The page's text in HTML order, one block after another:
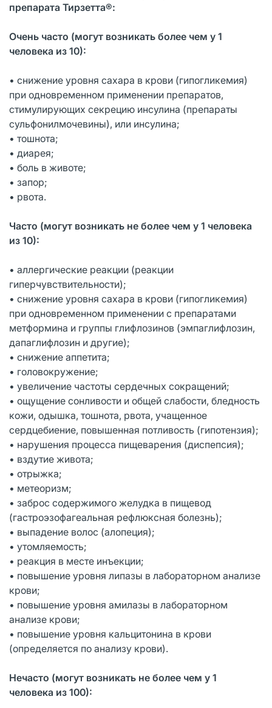
препарата Тирзетта®:
Очень часто (могут возникать более чем у 1
человека из 10):
• снижение уровня сахара в крови (гипогликемия)
при одновременном применении препаратов,
стимулирующих секрецию инсулина (препараты
сульфонилмочевины), или инсулина;
• тошнота;
• диарея;
• боль в животе;
• запор;
• рвота.
Часто (могут возникать не более чем у 1 человека
из 10):
• аллергические реакции (реакции
гиперчувствительности);
• снижение уровня сахара в крови (гипогликемия)
при одновременном применении с препаратами
метформина и группы глифлозинов (эмпаглифлозин,
дапаглифлозин и другие);
• снижение аппетита;
• головокружение;
• увеличение частоты сердечных сокращений;
• ощущение сонливости и общей слабости, бледность
кожи, одышка, тошнота, рвота, учащенное
сердцебиение, повышенная потливость (гипотензия);
• нарушения процесса пищеварения (диспепсия);
• вздутие живота;
• отрыжка;
• метеоризм;
• заброс содержимого желудка в пищевод
(гастроэзофагеальная рефлюксная болезнь);
• выпадение волос (алопеция);
• утомляемость;
• реакция в месте инъекции;
• повышение уровня липазы в лабораторном анализе
крови;
• повышение уровня амилазы в лабораторном
анализе крови;
• повышение уровня кальцитонина в крови
(определяется по анализу крови).
Нечасто (могут возникать не более чем у 1
человека из 100):